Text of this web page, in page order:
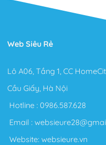
Web Siêu Rẻ
Lô A06, Tầng 1, CC
Cầu Giấy, Hà Nội
Hotline : 0986.587.628
Email :
Website: websieure.vn